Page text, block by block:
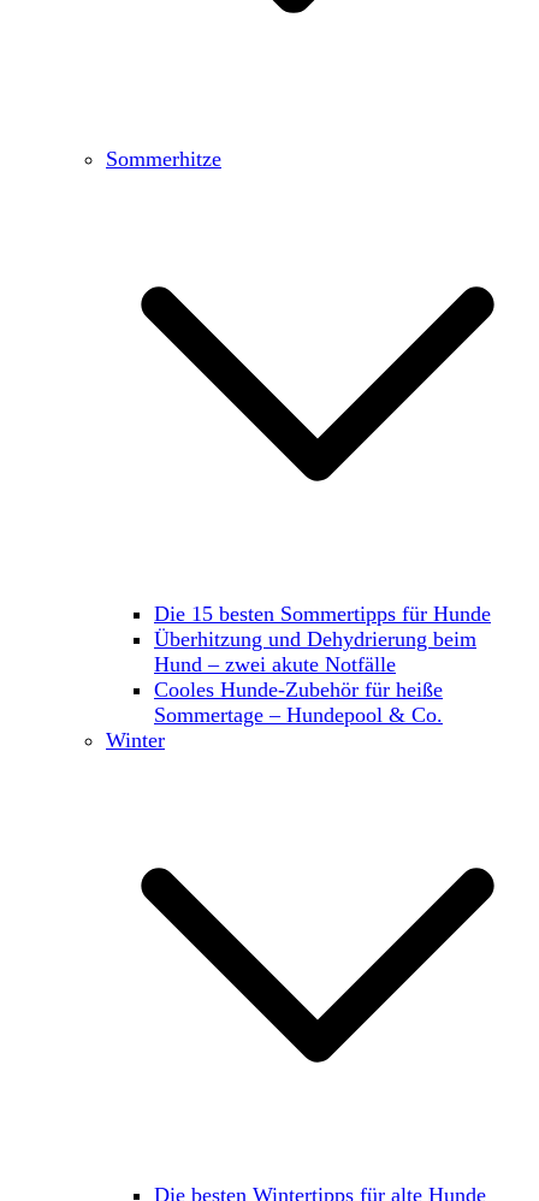
Sommerhitze
Die 15 besten Sommertipps für Hunde
Überhitzung und Dehydrierung beim
Hund – zwei akute Notfälle
Cooles Hunde-Zubehör für heiße
Sommertage – Hundepool & Co.
Winter
Die besten Wintertipps für alte Hunde